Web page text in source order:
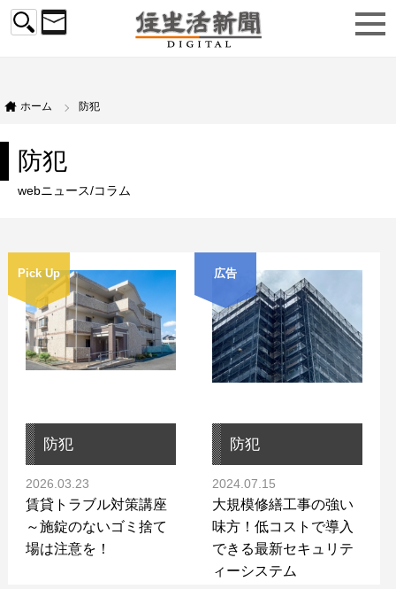
ホーム 防犯
防犯
webニュース/コラム
Pick Up
防犯
2026.03.23
賃貸トラブル対策講座
～施錠のないゴミ捨て
場は注意を！
広告
防犯
2024.07.15
大規模修繕工事の強い
味方！低コストで導入
できる最新セキュリテ
ィーシステム